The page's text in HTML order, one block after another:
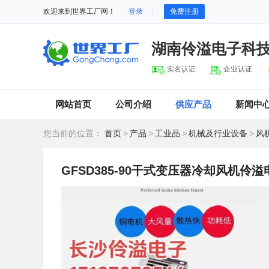
欢迎来到世界工厂网！ 登录 免费注册
湖南伶溢电子科
实名认证 企业认证
网站首页 公司介绍 供应产品 新闻中
您当前的位置： 首页 > 产品 > 工业品 >机械及行业设备 > 风
GFSD385-90干式变压器冷却风机伶溢